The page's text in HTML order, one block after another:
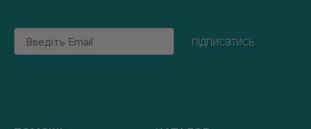
Email
підписатись